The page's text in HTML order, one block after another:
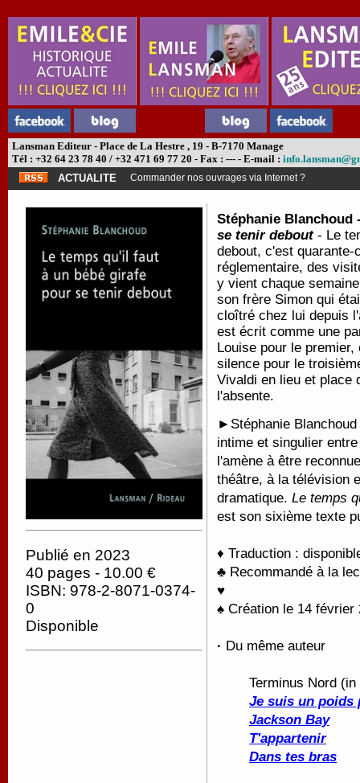
Lansman Editeur - Place de La Hestre , 19 - B-7170 Manage
Tél : +32 64 23 78 40 / +32 471 69 77 20 - Fax : --- - E-mail :
ACTUALITE
Commander nos ouvrages via Internet ?
Publié en 2023
40 pages - 10.00 €
ISBN: 978-2-8071-0374-
0
Disponible
Stéphanie Blanchoud
se tenir debout- Le
debout, c'est
réglementaire, des
y vient chaque
son frère Simon qui
cloîtré chez lui depuis
est écrit comme une
Louise pour le
silence pour le
Vivaldi en lieu et place
l'absente.
► Stéphanie
intime et singulier
l'amène à être
théâtre, à la télévision
dramatique. Le temps
est son sixième texte
♦ Traduction :
♣ Recommandé à la
♥
♠ Création le 14 février
· Du même auteur
Terminus Nord (in
Je suis un poids
Jackson Bay
T'appartenir
Dans tes bras